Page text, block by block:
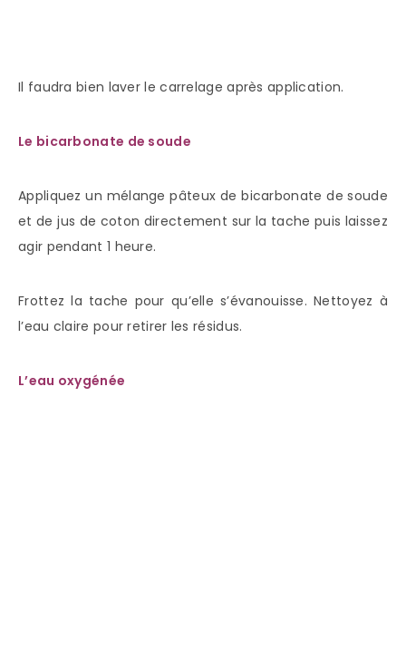
Il faudra bien laver le carrelage après application.
Le bicarbonate de soude
Appliquez un mélange pâteux de bicarbonate de soude
et de jus de coton directement sur la tache puis laissez
agir pendant 1 heure.
Frottez la tache pour qu’elle s’évanouisse. Nettoyez à
l’eau claire pour retirer les résidus.
L’eau oxygénée